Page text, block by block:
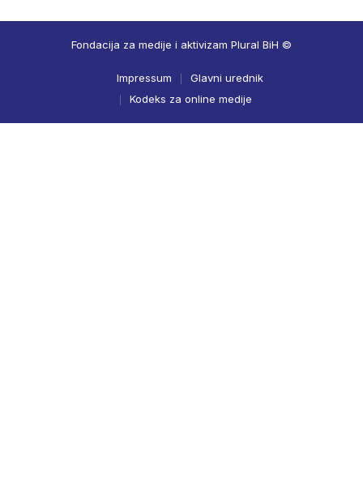
Fondacija za medije i aktivizam Plural BiH ©
Impressum
Glavni urednik
Kodeks za online medije